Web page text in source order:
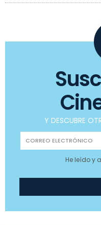
Y DESCUBRE
He leído y